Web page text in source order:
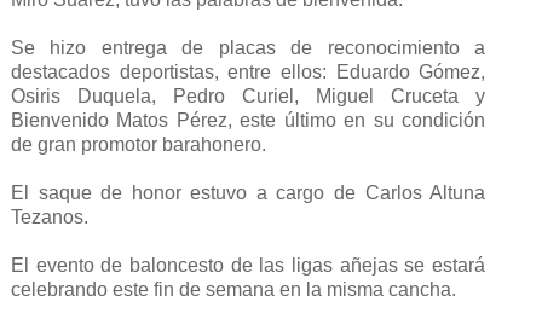
Se hizo entrega de placas de reconocimiento a
destacados deportistas, entre ellos: Eduardo Gómez,
Osiris Duquela, Pedro Curiel, Miguel Cruceta y
Bienvenido Matos Pérez, este último en su condición
de gran promotor barahonero.
El saque de honor estuvo a cargo de Carlos Altuna
Tezanos.
El evento de baloncesto de las ligas añejas se estará
celebrando este fin de semana en la misma cancha.